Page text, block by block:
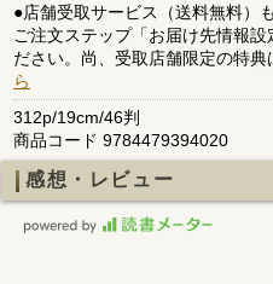
●店舗受取サービス（送料無料）
ご注文ステップ「お届け先情報
ださい。尚、受取店舗限定の特典
ら
312p/19cm/46判
商品コード 9784479394020
感想・レビュー